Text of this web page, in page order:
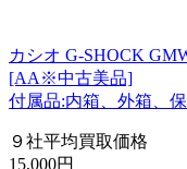
カシオ G-SHOCK
[AA※中古美品]
付属品:内箱、外箱、
９社平均買取価格
15,000円